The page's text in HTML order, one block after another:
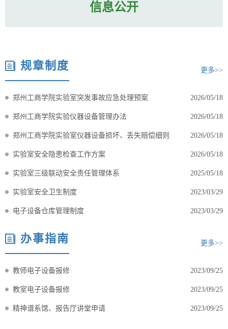
信息公开
规章制度 更多>>
2026/05/18
郑州工商学院实验室突发事故应急处理预案
2026/05/18
郑州工商学院实验仪器设备管理办法
2026/05/18
郑州工商学院实验室仪器设备损坏、丢失赔偿细则
2026/05/18
实验室安全隐患检查工作方案
2025/05/18
实验室三级联动安全责任管理体系
2023/03/29
实验室安全卫生制度
2023/03/29
电子设备仓库管理制度
办事指南 更多>>
2023/09/25
教师电子设备报修
2023/09/25
教室电子设备报修
2023/09/25
精神谱系馆、报告厅讲堂申请